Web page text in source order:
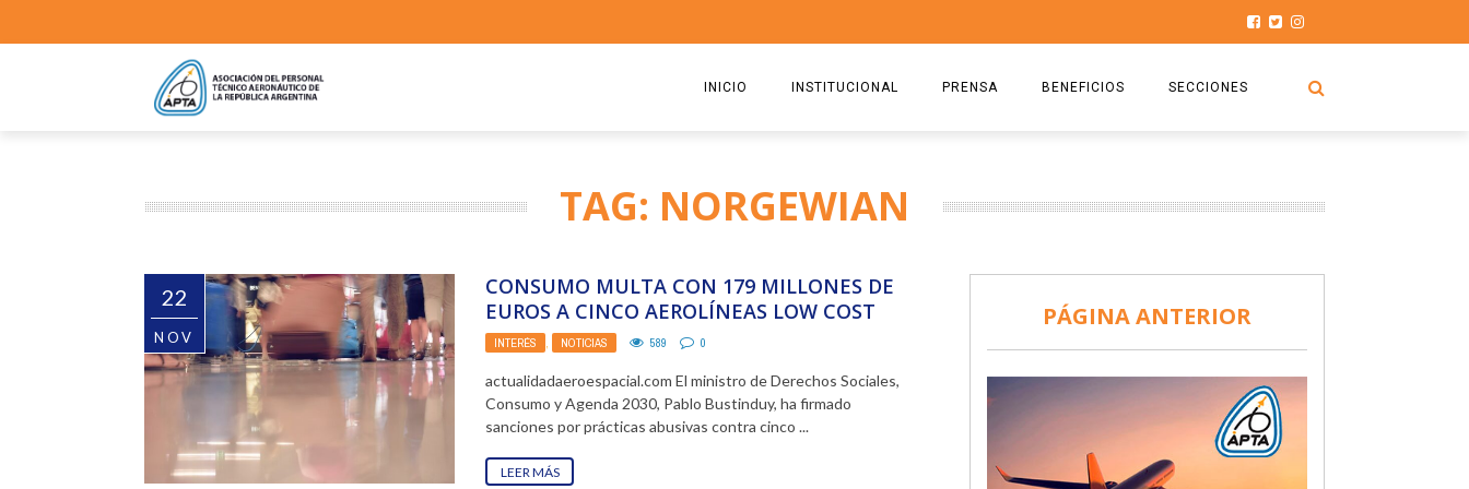
INICIO INSTITUCIONAL
ESTATUTO
RICARDO CIRIELLI
PRENSA
2025
BENEFICIOS
COMISIÓN
DOCUMENTOS
SEGURO DE SEPELIOS
SECCIONES
HISTORIAS DE LUCHA
TURISMO Y RECREACIÓN
TAG: NORGEWIAN
22
NOV
CONSUMO MULTA CON 179 MILLONES DE
EUROS A CINCO AEROLÍNEAS LOW COST
POR PRÁCTICAS ABUSIVAS
INTERÉS NOTICIAS 589 0
actualidadaeroespacial.com El ministro de Derechos Sociales,
Consumo y Agenda 2030, Pablo Bustinduy, ha firmado
sanciones por prácticas abusivas contra cinco ...
LEER MÁS
PÁGINA ANTERIOR